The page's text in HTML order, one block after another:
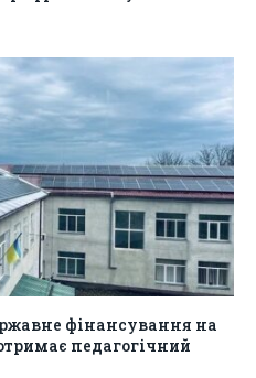
фінансування на
педагогічний